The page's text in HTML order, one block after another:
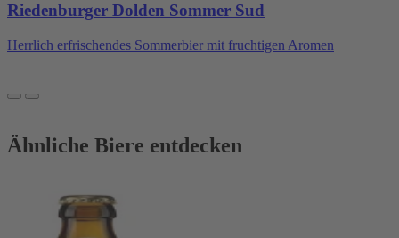
Riedenburger Dolden Sommer Sud
Herrlich erfrischendes Sommerbier mit fruchtigen Aromen
Ähnliche Biere entdecken